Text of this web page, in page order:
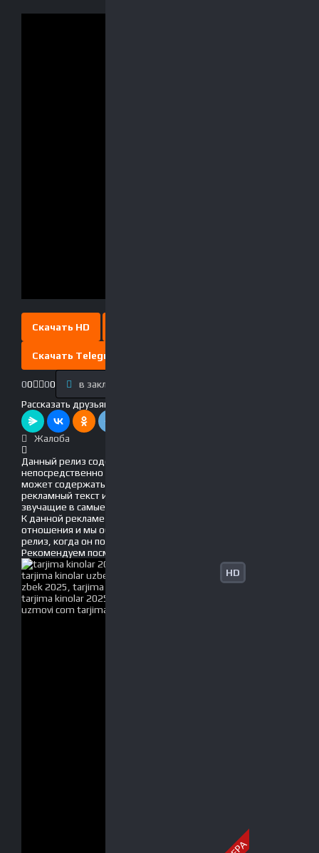
Скачать HD
Скачать Telegram
00 00 в закладки
Рассказать друзьям!
Жалоба
Данный релиз содержит рекламу, вшитую
непосредственно в фильм! Это значит, что он
может содержать движущийся по экрану
рекламный текст и голосовые вставки, громко
звучащие в самые неподходящие моменты.
К данной рекламе мы не имеем никакого
отношения и мы обязательно обновим данный
релиз, когда он появится без рекламы!
Рекомендуем посмотреть
HD